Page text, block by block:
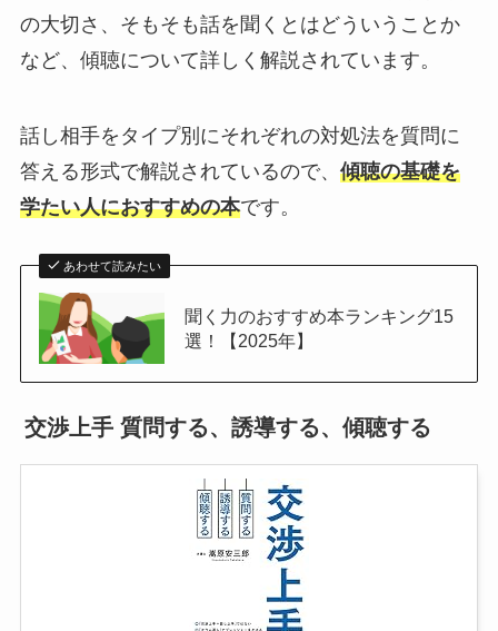
の大切さ、そもそも話を聞くとはどういうことか
など、傾聴について詳しく解説されています。
話し相手をタイプ別にそれぞれの対処法を質問に
答える形式で解説されているので、 傾聴の基礎を
学たい人におすすめの本です。
あわせて読みたい
聞く力のおすすめ本ランキング15
選！【2025年】
交渉上手 質問する、誘導する、傾聴する